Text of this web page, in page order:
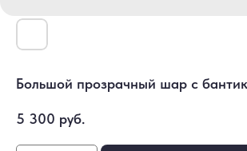
Большой прозрачный шар с
5 300 руб.